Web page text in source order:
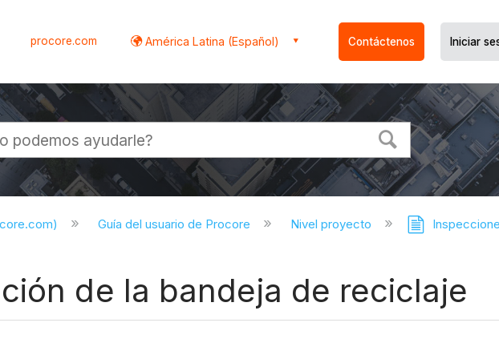
procore.com América Latina (Español) Contáctenos Iniciar
Guía del usuario de Procore Nivel proyecto
de la bandeja de reciclaje